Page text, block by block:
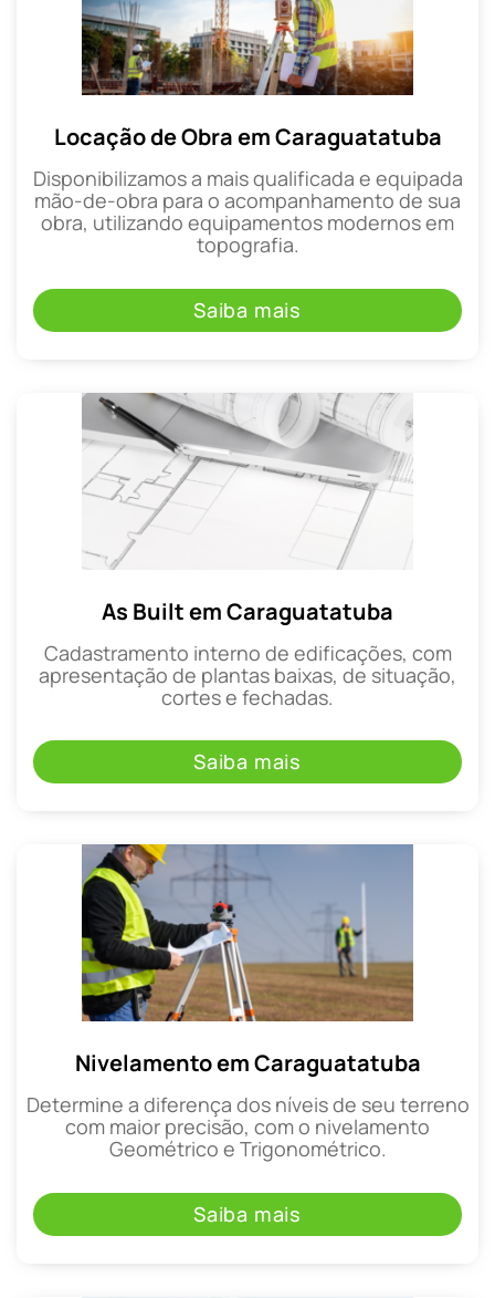
Locação de Obra em Caraguatatuba
Disponibilizamos a mais qualificada e equipada
mão-de-obra para o acompanhamento de sua
obra, utilizando equipamentos modernos em
topografia.
Saiba mais
As Built em Caraguatatuba
Cadastramento interno de edificações, com
apresentação de plantas baixas, de situação,
cortes e fechadas.
Saiba mais
Nivelamento em Caraguatatuba
Determine a diferença dos níveis de seu terreno
com maior precisão, com o nivelamento
Geométrico e Trigonométrico.
Saiba mais